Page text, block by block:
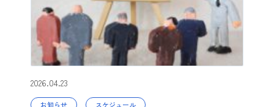
2026.04.23
お知らせ スケジュール